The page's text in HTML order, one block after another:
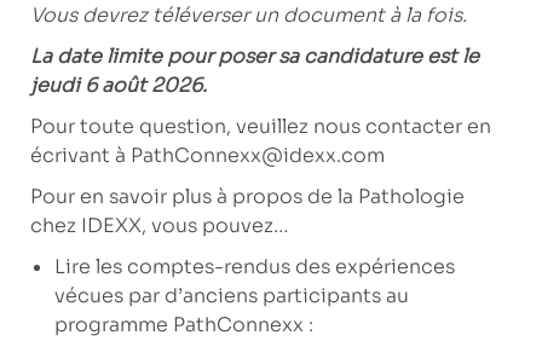
Vous devrez téléverser un document à la fois.
La date limite pour poser sa candidature est le
jeudi 6 août 2026.
Pour toute question, veuillez nous contacter en
écrivant à PathConnexx@idexx.com
Pour en savoir plus à propos de la Pathologie
chez IDEXX, vous pouvez…
Lire les comptes-rendus des expériences
vécues par d’anciens participants au
programme PathConnexx :